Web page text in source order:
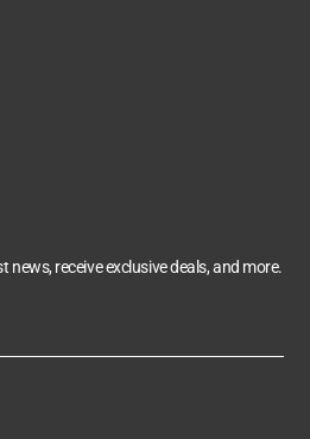
receive exclusive deals, and more.